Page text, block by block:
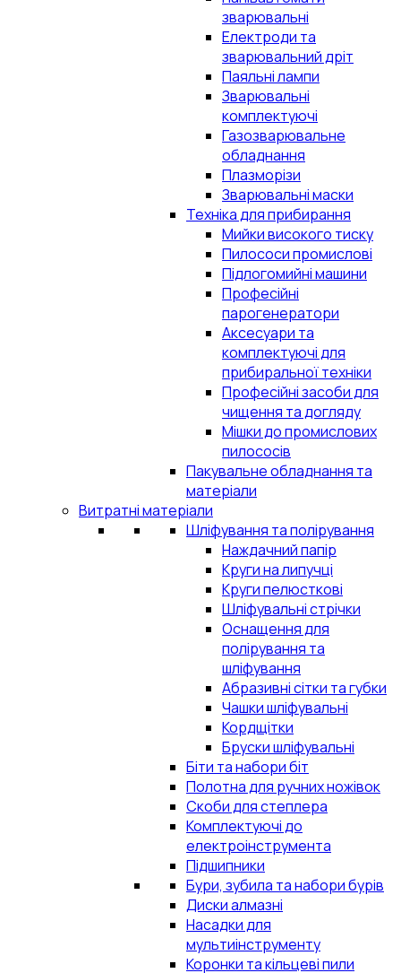
зварювальні
Електроди та
зварювальний дріт
Паяльні лампи
Зварювальні
комплектуючі
Газозварювальне
обладнання
Плазморізи
Зварювальні маски
Техніка для прибирання
Мийки високого тиску
Пилососи промислові
Підлогомийні машини
Професійні
парогенератори
Аксесуари та
комплектуючі для
прибиральної техніки
Професійні засоби для
чищення та догляду
Мішки до промислових
пилососів
Пакувальне обладнання та
матеріали
Витратні матеріали
Шліфування та полірування
Наждачний папір
Круги на липучці
Круги пелюсткові
Шліфувальні стрічки
Оснащення для
полірування та
шліфування
Абразивні сітки та губки
Чашки шліфувальні
Кордщітки
Бруски шліфувальні
Біти та набори біт
Полотна для ручних ножівок
Скоби для степлера
Комплектуючі до
електроінструмента
Підшипники
Бури, зубила та набори бурів
Диски алмазні
Насадки для
мультиінструменту
Коронки та кільцеві пили